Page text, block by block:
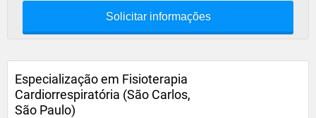
Solicitar informações
Especialização em Fisioterapia
Cardiorrespiratória (São Carlos,
São Paulo)